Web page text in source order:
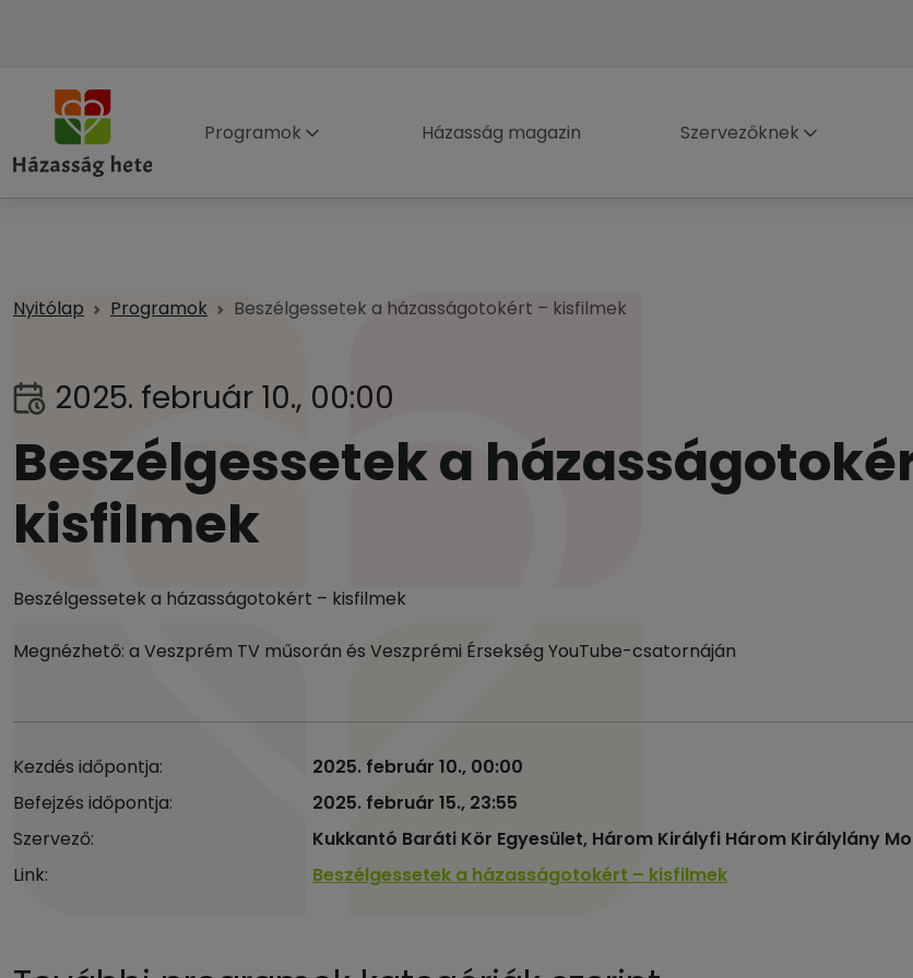
Programok Házasság magazin Szervezőknek
Nyitólap Programok Beszélgessetek a házasságotokért – kisfilmek
2025. február 10., 00:00
Beszélgessetek a
kisfilmek
Beszélgessetek a házasságotokért – kisfilmek
Megnézhető: a Veszprém TV műsorán és Veszprémi Érsekség YouTube-csatornáján
Kezdés időpontja:
2025. február 10., 00:00
Befejzés időpontja:
2025. február 15., 23:55
Szervező:
Kukkantó Baráti Kör Egyesület, Három Királyfi Három Királylány
Link:
Beszélgessetek a házasságotokért – kisfilmek